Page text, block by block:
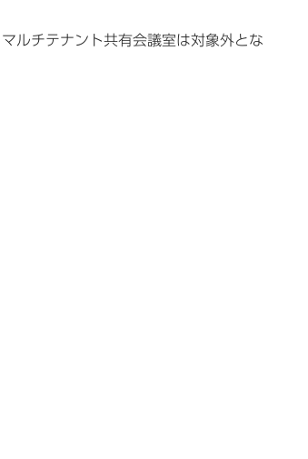
ルチテナント共有会議室は対象外とな